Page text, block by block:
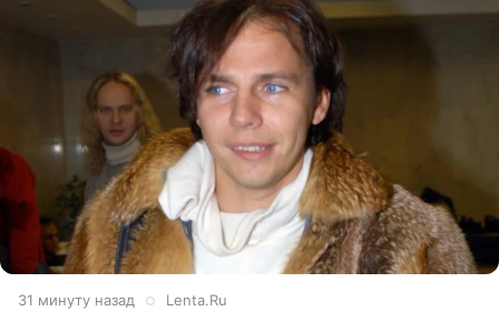
31 минуту назад Lenta.Ru